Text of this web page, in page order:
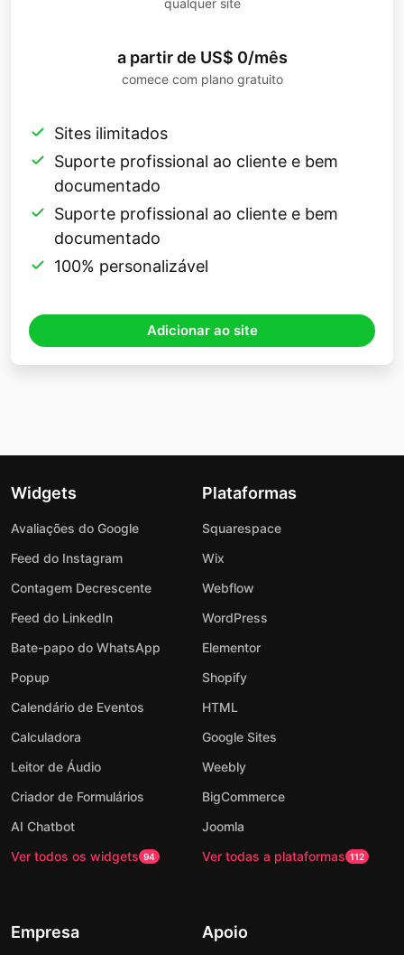
a partir de US$ 0/mês
comece com plano gratuito
Sites ilimitados
Suporte profissional ao cliente e bem
documentado
Suporte profissional ao cliente e bem
documentado
100% personalizável
Adicionar ao site
Widgets
Avaliações do Google
Feed do Instagram
Contagem Decrescente
Feed do LinkedIn
Bate-papo do WhatsApp
Popup
Calendário de Eventos
Calculadora
Leitor de Áudio
Criador de Formulários
AI Chatbot
Ver todos os widgets 94
Plataformas
Squarespace
Wix
Webflow
WordPress
Elementor
Shopify
HTML
Google Sites
Weebly
BigCommerce
Joomla
Ver todas a plataformas 112
Empresa Apoio